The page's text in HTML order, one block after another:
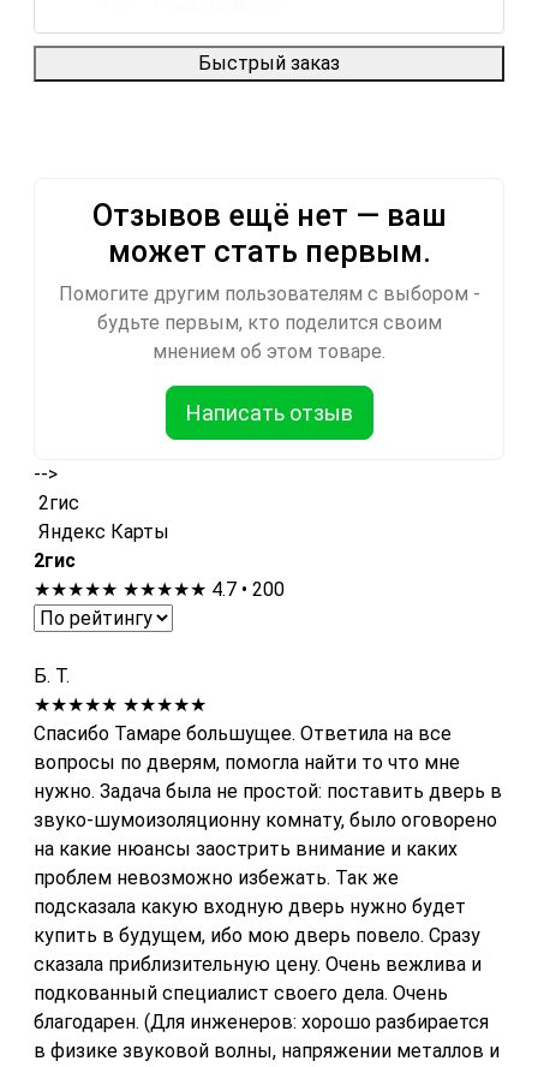
Быстрый заказ
Отзывов ещё нет — ваш
может стать первым.
Помогите другим пользователям с выбором -
будьте первым, кто поделится своим
мнением об этом товаре.
Написать отзыв
-->
2гис
Яндекс Карты
2гис
★★★★★ ★★★★★ 4.7 • 200
Б. Т.
★★★★★ ★★★★★
Спасибо Тамаре большущее. Ответила на все
вопросы по дверям, помогла найти то что мне
нужно. Задача была не простой: поставить дверь в
звуко-шумоизоляционну комнату, было оговорено
на какие нюансы заострить внимание и каких
проблем невозможно избежать. Так же
подсказала какую входную дверь нужно будет
купить в будущем, ибо мою дверь повело. Сразу
сказала приблизительную цену. Очень вежлива и
подкованный специалист своего дела. Очень
благодарен. (Для инженеров: хорошо разбирается
в физике звуковой волны, напряжении металлов и